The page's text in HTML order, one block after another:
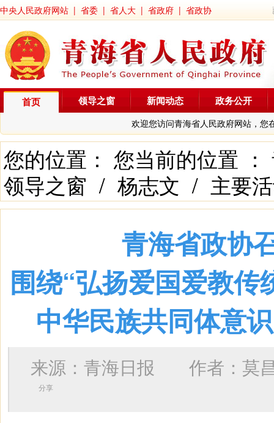
中央人民政府网站 | 省委 | 省人大 | 省政府 | 省政协
首页
欢迎您访问青海省人民政府网站，您
领导之窗 新闻动态 政务公开
您的位置： 您当前的位置 ：
领导之窗 / 杨志文 / 主要
青海省政协
围绕“弘扬爱国爱教
中华民族共同体意
来源：青海日报 作者：莫
分享